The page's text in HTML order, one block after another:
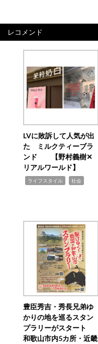
レコメンド
LVに敗訴して人気が出
た ミルクティーブラ
ンド 【野村義樹✕
リアルワールド】
ライフスタイル 社会
豊臣秀吉・秀長兄弟ゆ
かりの地を巡るスタン
プラリーがスタート
和歌山市内5カ所・近畿